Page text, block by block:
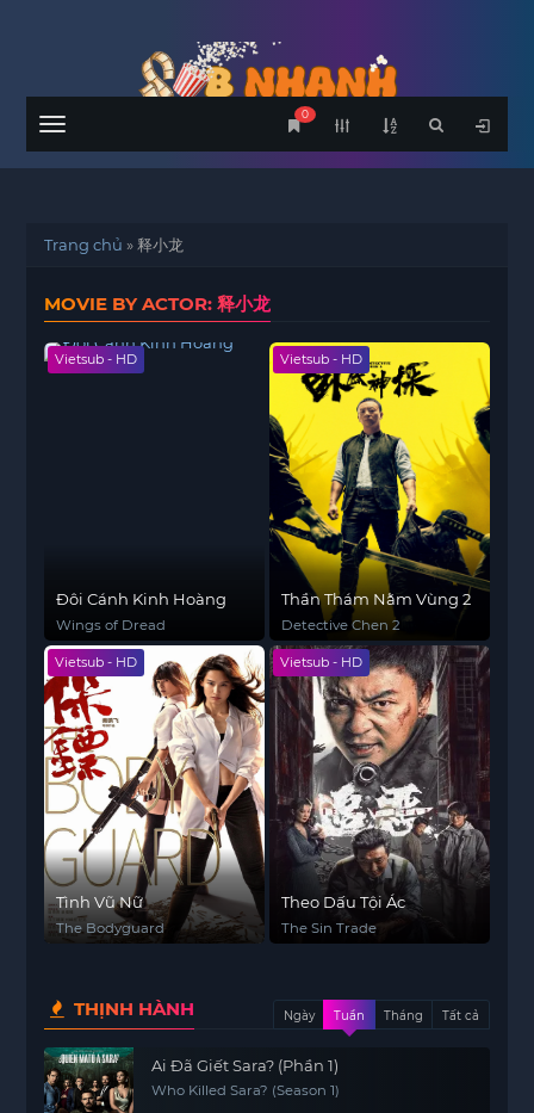
Menu
0
Trang chủ »释小龙
MOVIE BY ACTOR: 释小龙
Vietsub - HD
Đôi Cánh Kinh Hoàng
Wings of Dread
Vietsub - HD
Thần Thám Nằm Vùng 2
Detective Chen 2
Vietsub - HD
Tình Vũ Nữ
The Bodyguard
Vietsub - HD
Theo Dấu Tội Ác
The Sin Trade
THỊNH HÀNH Ngày Tuần Tháng Tất cả
Ai Đã Giết Sara? (Phần 1)
Who Killed Sara? (Season 1)